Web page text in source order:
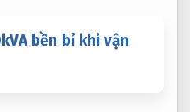
bền bỉ khi vận